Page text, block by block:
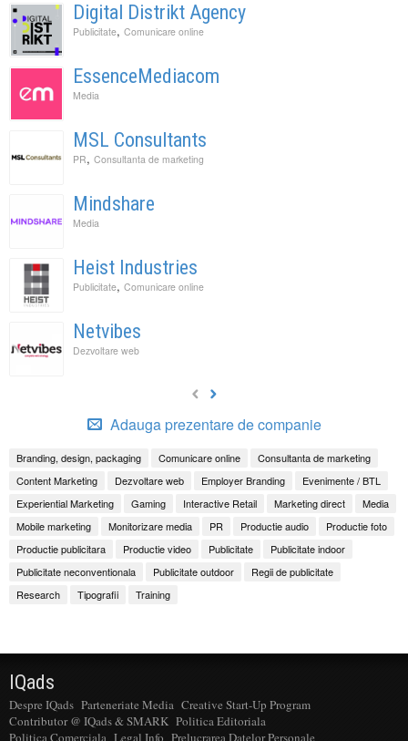
Digital Distrikt Agency
Publicitate, Comunicare online
EssenceMediacom
Media
MSL Consultants
PR, Consultanta de marketing
Mindshare
Media
Heist Industries
Publicitate, Comunicare online
Netvibes
Dezvoltare web
Adauga prezentare de companie
Branding, design, packaging Comunicare online
Consultanta de marketing
Content Marketing
Dezvoltare web Employer Branding
Evenimente / BTL
Experiential Marketing
Gaming Interactive Retail Marketing direct
Media
Mobile marketing
Monitorizare media PR Productie audio
Productie foto
Productie publicitara
Productie video Publicitate
Publicitate indoor
Publicitate neconventionala
Publicitate outdoor
Regii de publicitate
Research
Tipografii Training
IQads
Despre IQads Parteneriate Media Creative Start-Up Program
Contributor @ IQads & SMARK Politica Editoriala